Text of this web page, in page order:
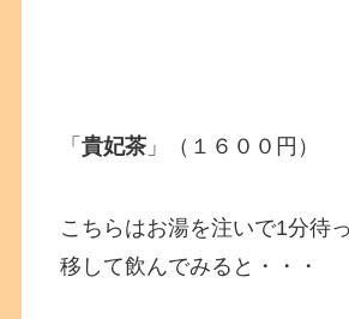
「貴妃茶 」（１６００円）
こちらはお湯を注いで1分待
移して飲んでみると・・・